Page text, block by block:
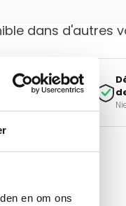
en om ons
dans d'autres